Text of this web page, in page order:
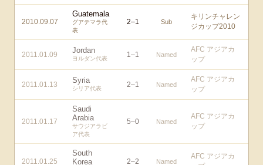
2010.09.07
Guatemala
グアテマラ代
表
2–1 Sub
キリンチャレン
ジカップ2010
2011.01.09 Jordan
ヨルダン代表 1–1 Named
AFC アジアカ
ップ
2011.01.13 Syria
シリア代表 2–1 Named
AFC アジアカ
ップ
2011.01.17
Saudi
Arabia
サウジアラビ
ア代表
5–0 Named
AFC アジアカ
ップ
2011.01.25
South
Korea
2–2 Named
AFC アジアカ